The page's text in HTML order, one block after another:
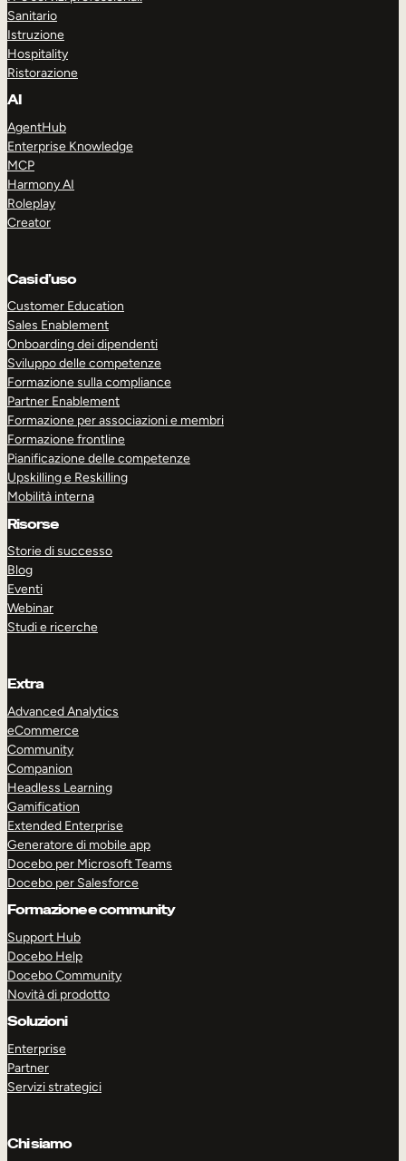
ESPLORA
Sanitario
Istruzione
Hospitality
Ristorazione
AI
AgentHub
Enterprise Knowledge
MCP
Harmony AI
Roleplay
Creator
Casi d’uso
Customer Education
Sales Enablement
Onboarding dei dipendenti
Sviluppo delle competenze
Formazione sulla compliance
Partner Enablement
Formazione per associazioni e membri
Formazione frontline
Pianificazione delle competenze
Upskilling e Reskilling
Mobilità interna
Risorse
Storie di successo
Blog
Eventi
Webinar
Studi e ricerche
Extra
Advanced Analytics
eCommerce
Community
Companion
Headless Learning
Gamification
Extended Enterprise
Generatore di mobile app
Docebo per Microsoft Teams
Docebo per Salesforce
Formazione e community
Support Hub
Docebo Help
Docebo Community
Novità di prodotto
Soluzioni
Enterprise
Partner
Servizi strategici
Chi siamo